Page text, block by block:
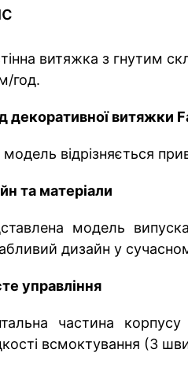
витяжка з гнутим
год.
декоративної витяжки
відрізняється
та матеріали
модель
дизайн у
управління
частина
всмоктування (3